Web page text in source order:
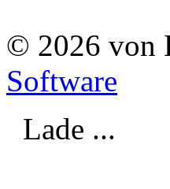
© 2026 von
Software
Lade ...